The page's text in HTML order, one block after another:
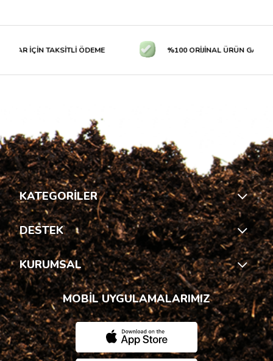
İÇİN TAKSİTLİ ÖDEME %100 ORİJİNAL ÜRÜN
KATEGORİLER
DESTEK
KURUMSAL
MOBİL UYGULAMALARIMIZ